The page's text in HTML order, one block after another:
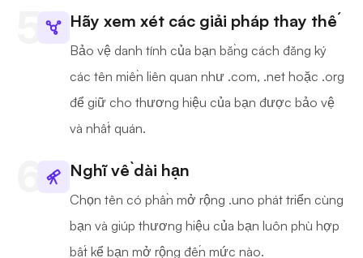
Hãy xem xét các giải pháp thay thế
Bảo vệ danh tính của bạn bằng cách đăng ký
các tên miền liên quan như .com, .net hoặc .org
để giữ cho thương hiệu của bạn được bảo vệ
và nhất quán.
Nghĩ về dài hạn
Chọn tên có phần mở rộng .uno phát triển cùng
bạn và giúp thương hiệu của bạn luôn phù hợp
bất kể bạn mở rộng đến mức nào.